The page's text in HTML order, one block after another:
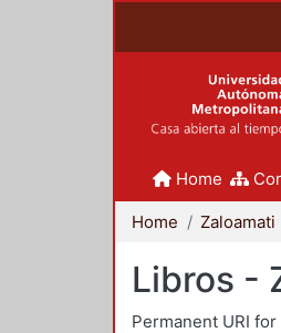
Home
Home Zaloamati
Libros -
Permanent URI